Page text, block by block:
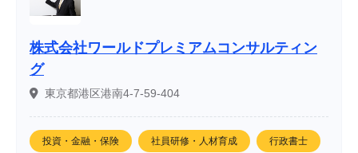
株式会社ワールドプレミアムコンサルティン
グ
東京都港区港南4-7-59-404
投資・金融・保険 社員研修・人材育成 行政書士